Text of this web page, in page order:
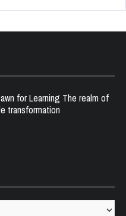
for Learning The realm of
transformation